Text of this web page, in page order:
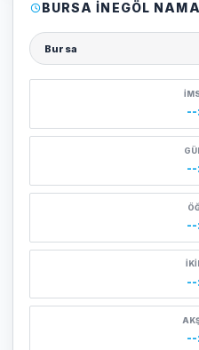
BURSA İNEGÖL
Şehir seçin